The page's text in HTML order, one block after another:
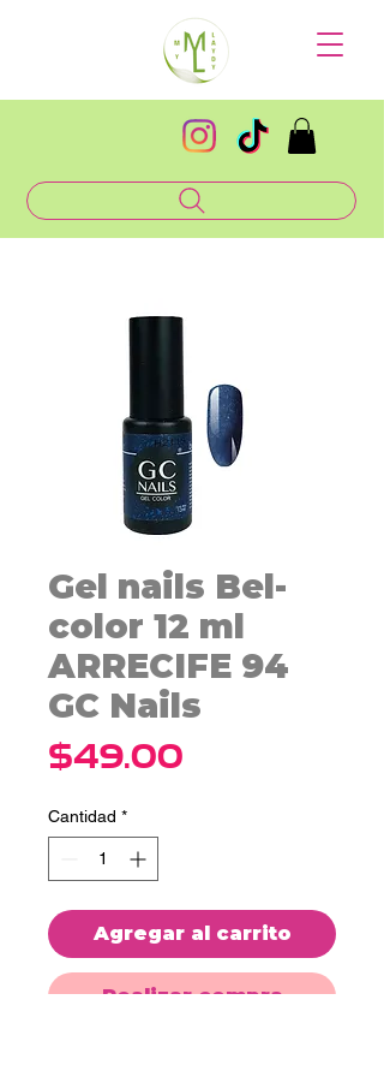
Gel nails Bel-
color 12 ml
ARRECIFE 94
GC Nails
$49.00
Cantidad *
Agregar al carrito
Realizar compra